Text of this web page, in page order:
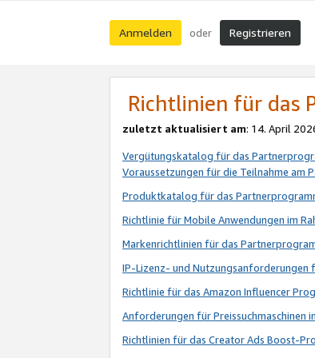
Anmelden oder Registrieren
Richtlinien für das
zuletzt aktualisiert am: 14. April
Vergütungskatalog für das
Voraussetzungen für die Teilnahme am
Produktkatalog für das
Richtlinie für Mobile Anwendungen im
Markenrichtlinien für das
IP-Lizenz- und Nutzungsanforderungen
Richtlinie für das Amazon Influencer
Anforderungen für Preissuchmaschinen
Richtlinien für das Creator Ads Boost-